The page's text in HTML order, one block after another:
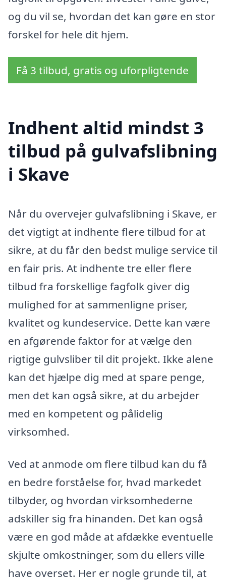
og du vil se, hvordan det kan gøre en stor
forskel for hele dit hjem.
Få 3 tilbud, gratis og uforpligtende
Indhent altid mindst 3
tilbud på gulvafslibning
i Skave
Når du overvejer gulvafslibning i Skave, er
det vigtigt at indhente flere tilbud for at
sikre, at du får den bedst mulige service til
en fair pris. At indhente tre eller flere
tilbud fra forskellige fagfolk giver dig
mulighed for at sammenligne priser,
kvalitet og kundeservice. Dette kan være
en afgørende faktor for at vælge den
rigtige gulvsliber til dit projekt. Ikke alene
kan det hjælpe dig med at spare penge,
men det kan også sikre, at du arbejder
med en kompetent og pålidelig
virksomhed.
Ved at anmode om flere tilbud kan du få
en bedre forståelse for, hvad markedet
tilbyder, og hvordan virksomhederne
adskiller sig fra hinanden. Det kan også
være en god måde at afdække eventuelle
skjulte omkostninger, som du ellers ville
have overset. Her er nogle grunde til, at